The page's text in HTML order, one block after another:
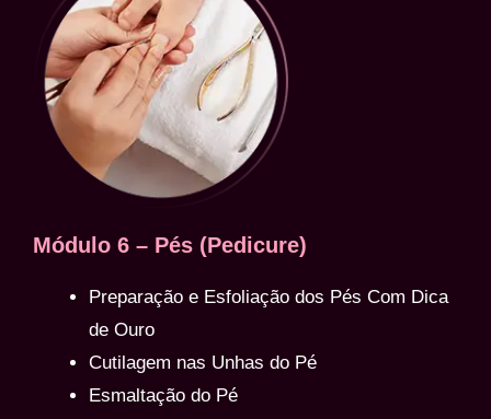
Módulo 6 – Pés (Pedicure)
Preparação e Esfoliação dos Pés Com Dica
de Ouro
Cutilagem nas Unhas do Pé
Esmaltação do Pé